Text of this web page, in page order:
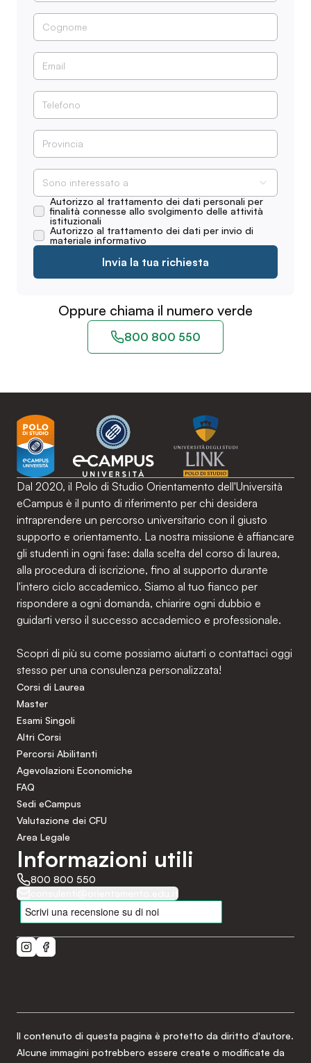
Sono interessato a
Autorizzo al trattamento dei dati personali per
finalità connesse allo svolgimento delle attività
istituzionali
Autorizzo al trattamento dei dati per invio di
materiale informativo
Invia la tua richiesta
Oppure chiama il numero verde
800 800 550
Dal 2020, il Polo di Studio Orientamento dell'Università
eCampus è il punto di riferimento per chi desidera
intraprendere un percorso universitario con il giusto
supporto e orientamento. La nostra missione è affiancare
gli studenti in ogni fase: dalla scelta del corso di laurea,
alla procedura di iscrizione, fino al supporto durante
l'intero ciclo accademico. Siamo al tuo fianco per
rispondere a ogni domanda, chiarire ogni dubbio e
guidarti verso il successo accademico e professionale.
Scopri di più su come possiamo aiutarti o contattaci oggi
stesso per una consulenza personalizzata!
Corsi di Laurea
Master
Esami Singoli
Altri Corsi
Percorsi Abilitanti
Agevolazioni Economiche
FAQ
Sedi eCampus
Valutazione dei CFU
Area Legale
Informazioni utili
800 800 550
consulenti@orientamento.edu.it
Il contenuto di questa pagina è protetto da diritto d'autore.
Alcune immagini potrebbero essere create o modificate da